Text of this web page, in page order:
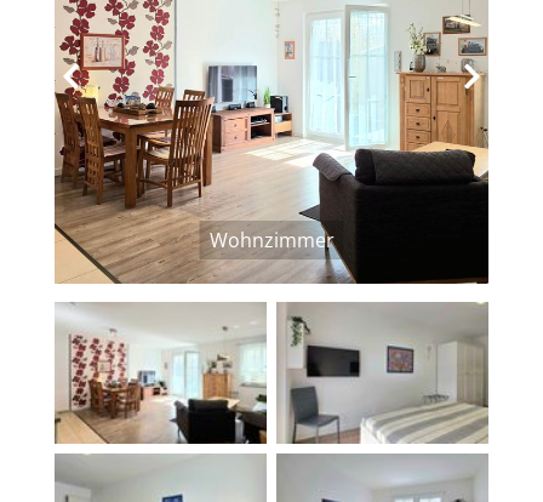
Wohnzimmer
‹ ›